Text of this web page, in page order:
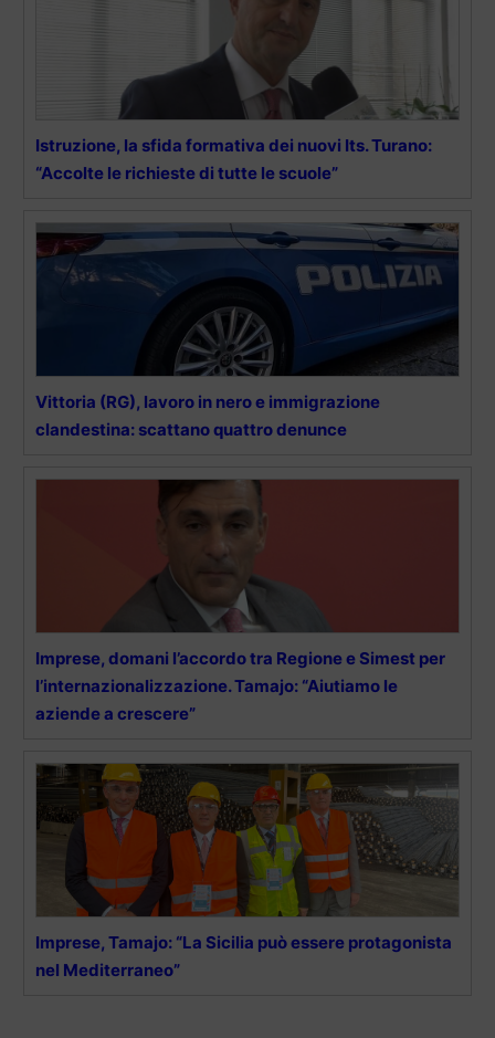
Istruzione, la sfida formativa dei nuovi Its. Turano:
“Accolte le richieste di tutte le scuole”
Vittoria (RG), lavoro in nero e immigrazione
clandestina: scattano quattro denunce
Imprese, domani l’accordo tra Regione e Simest per
l’internazionalizzazione. Tamajo: “Aiutiamo le
aziende a crescere”
Imprese, Tamajo: “La Sicilia può essere protagonista
nel Mediterraneo”